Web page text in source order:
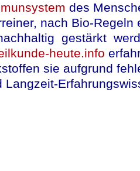
Zehn Jahre
Wissenschaftler der
MH-Hannover
zeigen, dass ein
weit verbreiteten
des
nach Bio-Regeln
gestärkt
heute.info
sie aufgrund
Langzeit-